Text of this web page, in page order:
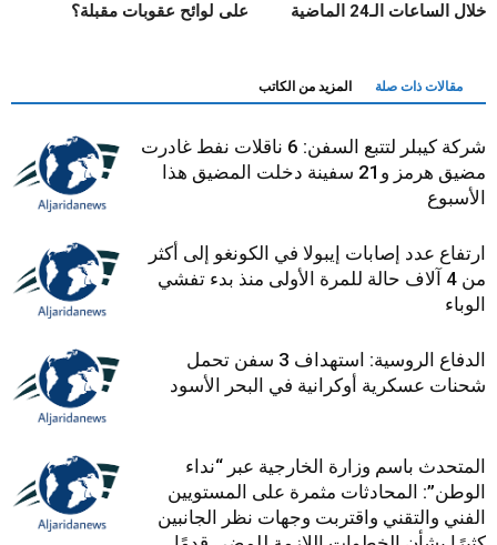
على لوائح عقوبات مقبلة؟
خلال الساعات الـ24 الماضية
مقالات ذات صلة المزيد من الكاتب
شركة كيبلر لتتبع السفن: 6 ناقلات نفط غادرت
مضيق هرمز و21 سفينة دخلت المضيق هذا
الأسبوع
ارتفاع عدد إصابات إيبولا في الكونغو إلى أكثر
من 4 آلاف حالة للمرة الأولى منذ بدء تفشي
الوباء
الدفاع الروسية: استهداف 3 سفن تحمل
شحنات عسكرية أوكرانية في البحر الأسود
المتحدث باسم وزارة الخارجية عبر “نداء
الوطن”: المحادثات مثمرة على المستويين
الفني والتقني واقتربت وجهات نظر الجانبين